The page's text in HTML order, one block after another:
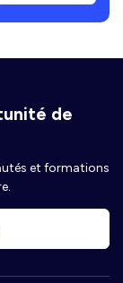
de
et formations